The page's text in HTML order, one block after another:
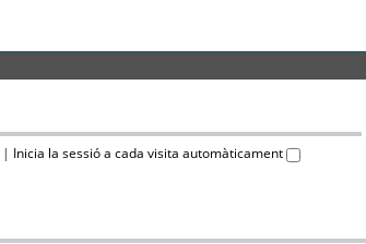
| Inicia la sessió a cada visita automàticament